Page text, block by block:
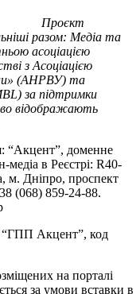
Проєкт
разом: Медіа та
асоціацією
з Асоціацією
(АНРВУ) та
за підтримки
відображають
“Акцент”, доменне
медіа в Реєстрі: R40-
м. Дніпро, проспект
(068) 859-24-88.
“ГПП Акцент”, код
на порталі
за умови вставки в